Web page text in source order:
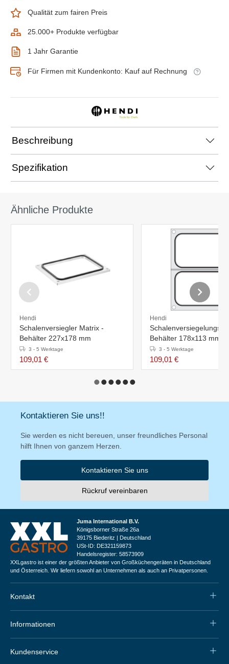
Qualität zum fairen Preis
25.000+ Produkte verfügbar
1 Jahr Garantie
Für Firmen mit Kundenkonto: Kauf auf Rechnung
Beschreibung
Spezifikation
Ähnliche Produkte
Hendi
Schalenversiegler Matrix -
Behälter 227x178 mm
3 - 5 Werktage
109,01 €
Hendi
Behälter 178x113 mm
3 - 5 Werktage
109,01 €
Kontaktieren Sie uns!!
Sie werden es nicht bereuen, unser freundliches Personal
hilft Ihnen von ganzem Herzen.
Kontaktieren Sie uns
Rückruf vereinbaren
Juma International B.V.
Königsborner Straße 26a
39175 Biederitz | Deutschland
USt-ID: DE321159873
Handelsregister: 58573909
XXLgastro ist einer der größten Anbieter von Großküchengeräten in Deutschland
und Österreich. Wir liefern sowohl an Unternehmen als auch an Privatpersonen.
Kontakt
Informationen
Kundenservice